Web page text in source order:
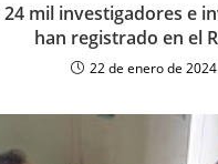
24 mil investigadores e
han registrado en el
22 de enero de 2024